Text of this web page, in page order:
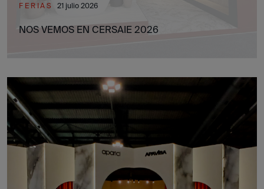
FERIAS 21 julio 2026
NOS VEMOS EN CERSAIE 2026